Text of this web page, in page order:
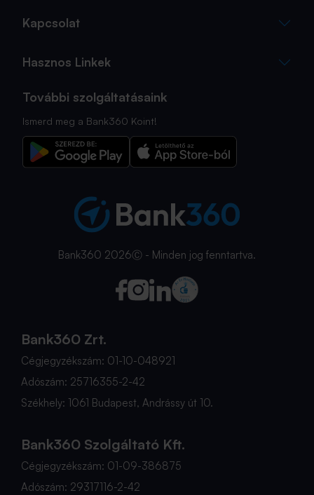
Kapcsolat
Hasznos Linkek
További szolgáltatásaink
Ismerd meg a Bank360 Koint!
Bank360 2026Ⓒ - Minden jog fenntartva.
Bank360 Zrt.
Cégjegyzékszám: 01-10-048921
Adószám: 25716355-2-42
Székhely: 1061 Budapest, Andrássy út 10.
Bank360 Szolgáltató Kft.
Cégjegyzékszám: 01-09-386875
Adószám: 29317116-2-42